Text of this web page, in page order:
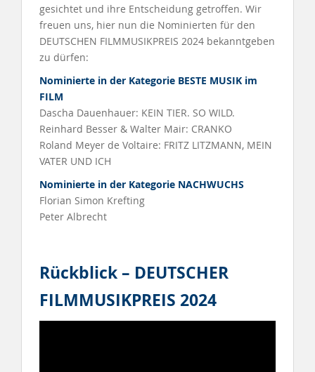
gesichtet und ihre Entscheidung getroffen. Wir
freuen uns, hier nun die Nominierten für den
DEUTSCHEN FILMMUSIKPREIS 2024 bekanntgeben
zu dürfen:
Nominierte in der Kategorie BESTE MUSIK im
FILM
Dascha Dauenhauer: KEIN TIER. SO WILD.
Reinhard Besser & Walter Mair: CRANKO
Roland Meyer de Voltaire: FRITZ LITZMANN, MEIN
VATER UND ICH
Nominierte in der Kategorie NACHWUCHS
Florian Simon Krefting
Peter Albrecht
Rückblick – DEUTSCHER
FILMMUSIKPREIS 2024